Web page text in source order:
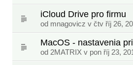
iCloud Drive pro firmu
od mnagovicz v čtv říj 26,
MacOS - nastavenia
od 2MATRIX v pon říj 23,